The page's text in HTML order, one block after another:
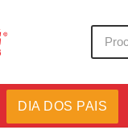
DIA DOS PAIS